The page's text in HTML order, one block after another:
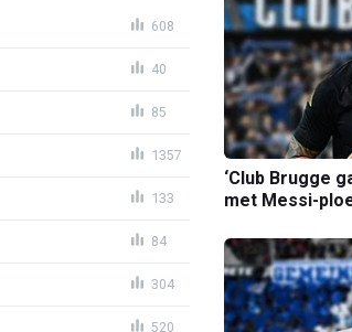
608
40
85
1357
133
84
304
520
‘Club Brugge
met Messi-